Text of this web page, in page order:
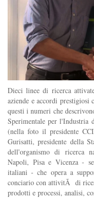
Dieci linee di ricerca
aziende e accordi
questi i numeri che
Sperimentale per l'Industria
(nella foto il presidente
Gurisatti, presidente della
dell'organismo di ricerca
Napoli, Pisa e Vicenza -
italiani - che opera a
conciario con attivitÃ di
prodotti e processi, analisi,